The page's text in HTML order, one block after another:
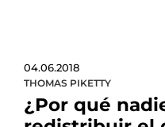
04.06.2018
THOMAS PIKETTY
¿Por qué